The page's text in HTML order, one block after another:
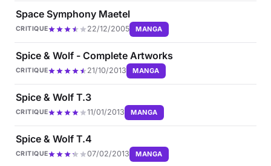
Space Symphony Maetel
CRITIQUE 22/12/2005 MANGA
Spice & Wolf - Complete Artworks
CRITIQUE 21/10/2013 MANGA
Spice & Wolf T.3
CRITIQUE 11/01/2013 MANGA
Spice & Wolf T.4
CRITIQUE 07/02/2013 MANGA